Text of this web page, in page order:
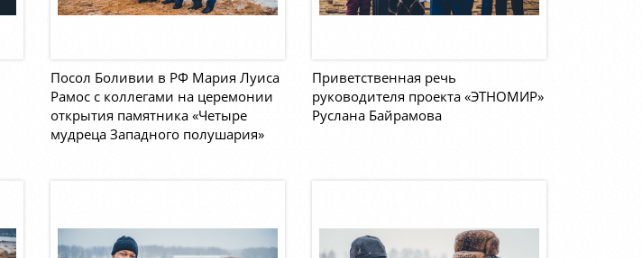
Посол Боливии в РФ Мария Луиса
Рамос с коллегами на церемонии
открытия памятника «Четыре
мудреца Западного полушария»
Приветственная речь
руководителя проекта «ЭТНОМИР»
Руслана Байрамова